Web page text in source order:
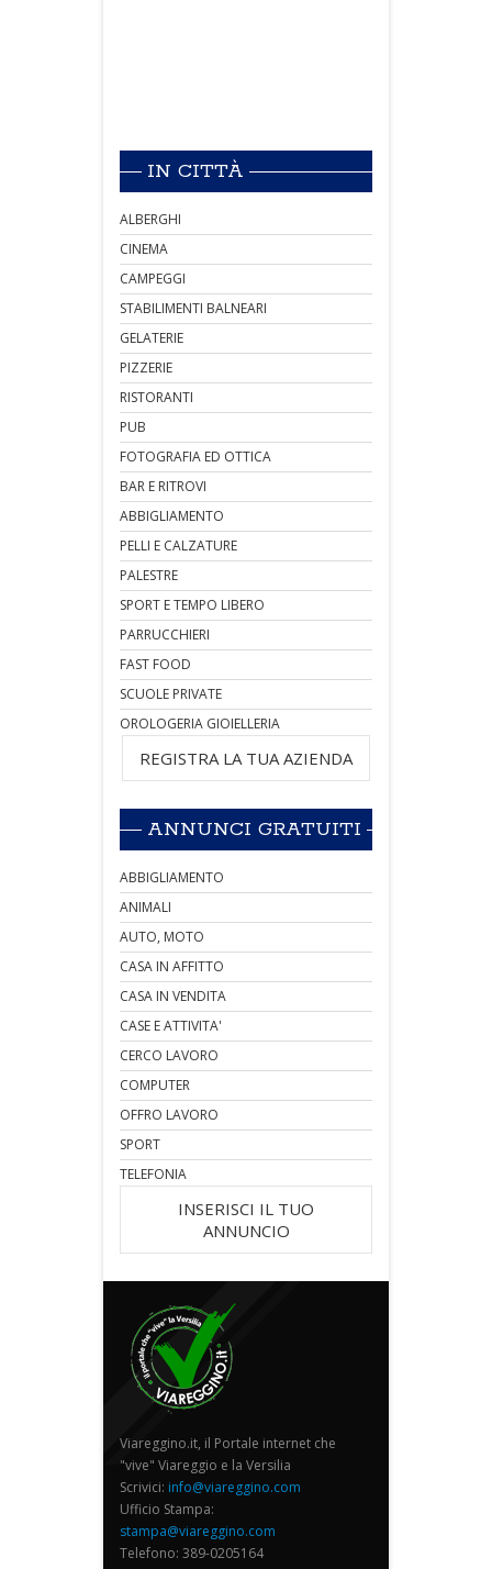
IN CITTÀ
ALBERGHI
CINEMA
CAMPEGGI
STABILIMENTI BALNEARI
GELATERIE
PIZZERIE
RISTORANTI
PUB
FOTOGRAFIA ED OTTICA
BAR E RITROVI
ABBIGLIAMENTO
PELLI E CALZATURE
PALESTRE
SPORT E TEMPO LIBERO
PARRUCCHIERI
FAST FOOD
SCUOLE PRIVATE
OROLOGERIA GIOIELLERIA
REGISTRA LA TUA AZIENDA
ANNUNCI GRATUITI
ABBIGLIAMENTO
ANIMALI
AUTO, MOTO
CASA IN AFFITTO
CASA IN VENDITA
CASE E ATTIVITA'
CERCO LAVORO
COMPUTER
OFFRO LAVORO
SPORT
TELEFONIA
INSERISCI IL TUO
ANNUNCIO
Viareggino.it, il Portale internet che
"vive" Viareggio e la Versilia
Scrivici: info@viareggino.com
Ufficio Stampa:
stampa@viareggino.com
Telefono: 389-0205164